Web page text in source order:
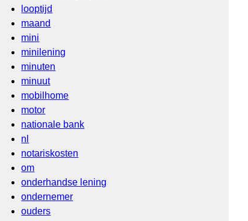
looptijd
maand
mini
minilening
minuten
minuut
mobilhome
motor
nationale bank
nl
notariskosten
om
onderhandse lening
ondernemer
ouders